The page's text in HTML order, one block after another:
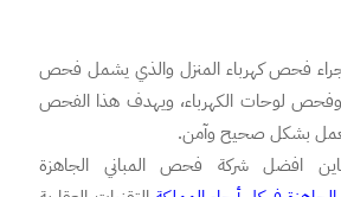
فحص كهرباء المنزل والذي يشمل فحص
وفحص لوحات الكهرباء، ويهدف هذا الفحص
بشكل صحيح وآمن.
افضل شركة فحص المباني الجاهزة